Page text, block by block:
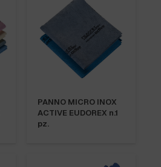
PANNO MICRO INOX
ACTIVE EUDOREX n.1
pz.